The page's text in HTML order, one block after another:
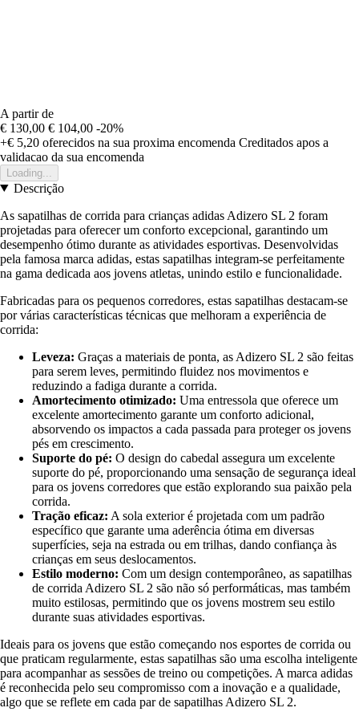
A partir de
€ 130,00 € 104,00 -20%
+€ 5,20 oferecidos na sua proxima encomenda Creditados apos a
validacao da sua encomenda
Loading...
Descrição
As sapatilhas de corrida para crianças adidas Adizero SL 2 foram
projetadas para oferecer um conforto excepcional, garantindo um
desempenho ótimo durante as atividades esportivas. Desenvolvidas
pela famosa marca adidas, estas sapatilhas integram-se perfeitamente
na gama dedicada aos jovens atletas, unindo estilo e funcionalidade.
Fabricadas para os pequenos corredores, estas sapatilhas destacam-se
por várias características técnicas que melhoram a experiência de
corrida:
Leveza: Graças a materiais de ponta, as Adizero SL 2 são feitas
para serem leves, permitindo fluidez nos movimentos e
reduzindo a fadiga durante a corrida.
Amortecimento otimizado: Uma entressola que oferece um
excelente amortecimento garante um conforto adicional,
absorvendo os impactos a cada passada para proteger os jovens
pés em crescimento.
Suporte do pé: O design do cabedal assegura um excelente
suporte do pé, proporcionando uma sensação de segurança ideal
para os jovens corredores que estão explorando sua paixão pela
corrida.
Tração eficaz: A sola exterior é projetada com um padrão
específico que garante uma aderência ótima em diversas
superfícies, seja na estrada ou em trilhas, dando confiança às
crianças em seus deslocamentos.
Estilo moderno: Com um design contemporâneo, as sapatilhas
de corrida Adizero SL 2 são não só performáticas, mas também
muito estilosas, permitindo que os jovens mostrem seu estilo
durante suas atividades esportivas.
Ideais para os jovens que estão começando nos esportes de corrida ou
que praticam regularmente, estas sapatilhas são uma escolha inteligente
para acompanhar as sessões de treino ou competições. A marca adidas
é reconhecida pelo seu compromisso com a inovação e a qualidade,
algo que se reflete em cada par de sapatilhas Adizero SL 2.